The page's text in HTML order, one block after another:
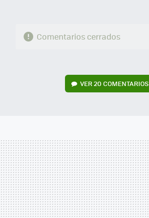
Comentarios cerrados
VER 20 COMENTARIOS